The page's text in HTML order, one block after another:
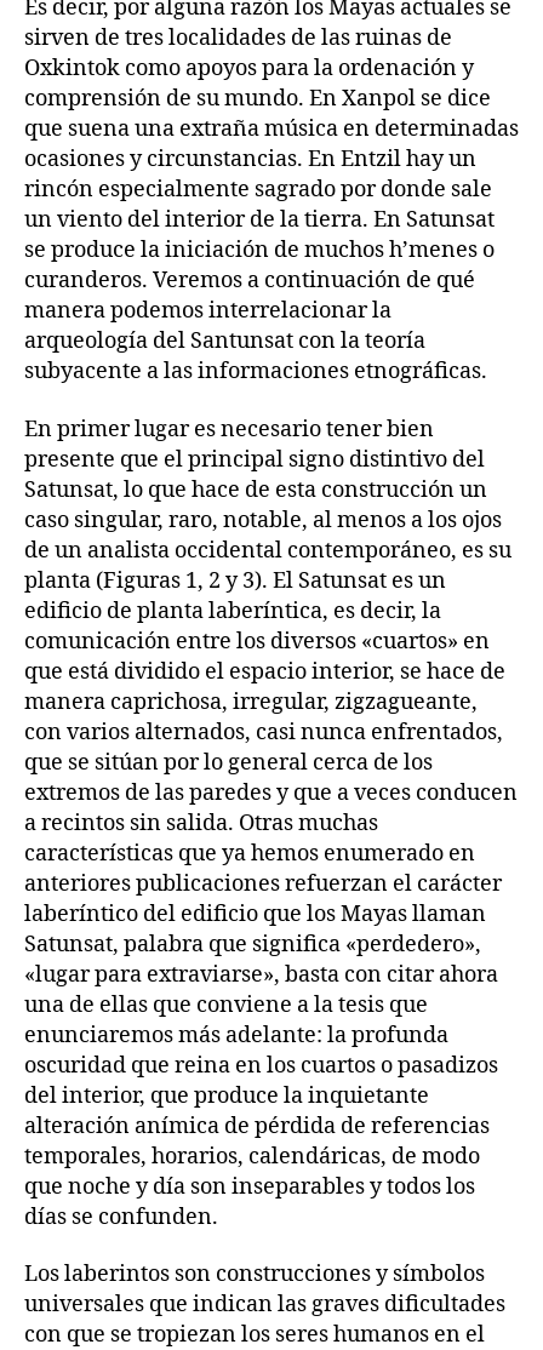
Es decir, por alguna razón los Mayas actuales se
sirven de tres localidades de las ruinas de
Oxkintok como apoyos para la ordenación y
comprensión de su mundo. En Xanpol se dice
que suena una extraña música en determinadas
ocasiones y circunstancias. En Entzil hay un
rincón especialmente sagrado por donde sale
un viento del interior de la tierra. En Satunsat
se produce la iniciación de muchos h’menes o
curanderos. Veremos a continuación de qué
manera podemos interrelacionar la
arqueología del Santunsat con la teoría
subyacente a las informaciones etnográficas.
En primer lugar es necesario tener bien
presente que el principal signo distintivo del
Satunsat, lo que hace de esta construcción un
caso singular, raro, notable, al menos a los ojos
de un analista occidental contemporáneo, es su
planta (Figuras 1, 2 y 3). El Satunsat es un
edificio de planta laberíntica, es decir, la
comunicación entre los diversos «cuartos» en
que está dividido el espacio interior, se hace de
manera caprichosa, irregular, zigzagueante,
con varios alternados, casi nunca enfrentados,
que se sitúan por lo general cerca de los
extremos de las paredes y que a veces conducen
a recintos sin salida. Otras muchas
características que ya hemos enumerado en
anteriores publicaciones refuerzan el carácter
laberíntico del edificio que los Mayas llaman
Satunsat, palabra que significa «perdedero»,
«lugar para extraviarse», basta con citar ahora
una de ellas que conviene a la tesis que
enunciaremos más adelante: la profunda
oscuridad que reina en los cuartos o pasadizos
del interior, que produce la inquietante
alteración anímica de pérdida de referencias
temporales, horarios, calendáricas, de modo
que noche y día son inseparables y todos los
días se confunden.
Los laberintos son construcciones y símbolos
universales que indican las graves dificultades
con que se tropiezan los seres humanos en el